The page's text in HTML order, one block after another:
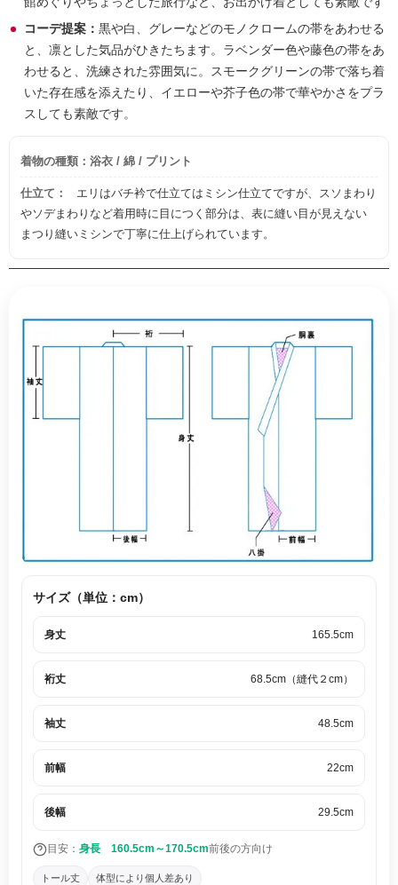
コーデ提案： 黒や白、グレーなどのモノクロームの帯をあわせる
と、凛とした気品がひきたちます。ラベンダー色や藤色の帯をあ
わせると、洗練された雰囲気に。スモークグリーンの帯で落ち着
いた存在感を添えたり、イエローや芥子色の帯で華やかさをプラ
スしても素敵です。
着物の種類：浴衣 / 綿 / プリント
仕立て：
エリはバチ衿で仕立てはミシン仕立てですが、スソまわり
やソデまわりなど着用時に目につく部分は、表に縫い目が見えない
まつり縫いミシンで丁寧に仕上げられています。
サイズ（単位：cm）
身丈 165.5cm
裄丈 68.5cm（縫代２cm）
袖丈 48.5cm
前幅 22cm
後幅 29.5cm
目安： 身長 160.5cm～170.5cm前後の方向け
トール丈 体型により個人差あり